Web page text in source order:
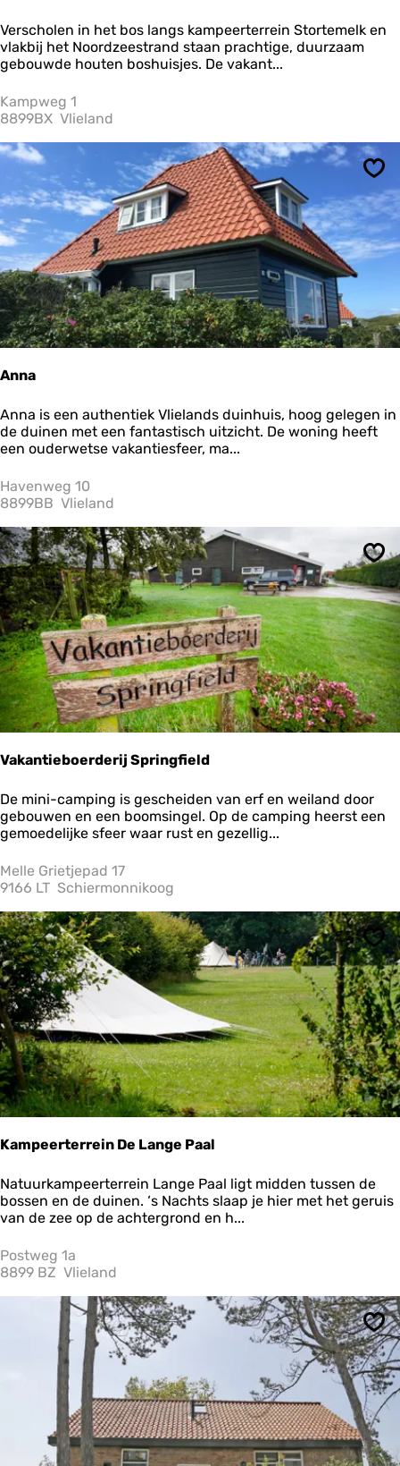
B
o
s
u
i
j
k
a
m
p
e
e
r
t
e
r
r
e
n
S
t
r
t
m
e
l
k
Verscholen in het bos langs kampeerterrein Stortemelk en
vlakbij het Noordzeestrand staan prachtige, duurzaam
gebouwde houten boshuisjes. De vakant...
Kampweg 1
8899BX Vlieland
Anna
A
n
n
Anna is een authentiek Vlielands duinhuis, hoog gelegen in
de duinen met een fantastisch uitzicht. De woning heeft
een ouderwetse vakantiesfeer, ma...
Havenweg 10
8899BB Vlieland
Vakantieboerderij Springfield
V
a
k
n
t
e
b
o
e
r
d
e
r
i
j
S
p
r
i
n
f
i
e
d
De mini-camping is gescheiden van erf en weiland door
gebouwen en een boomsingel. Op de camping heerst een
gemoedelijke sfeer waar rust en gezellig...
Melle Grietjepad 17
9166 LT Schiermonnikoog
Kampeerterrein De Lange Paal
K
a
m
e
e
t
Natuurkampeerterrein Lange Paal ligt midden tussen de
bossen en de duinen. ‘s Nachts slaap je hier met het geruis
van de zee op de achtergrond en h...
Postweg 1a
8899 BZ Vlieland